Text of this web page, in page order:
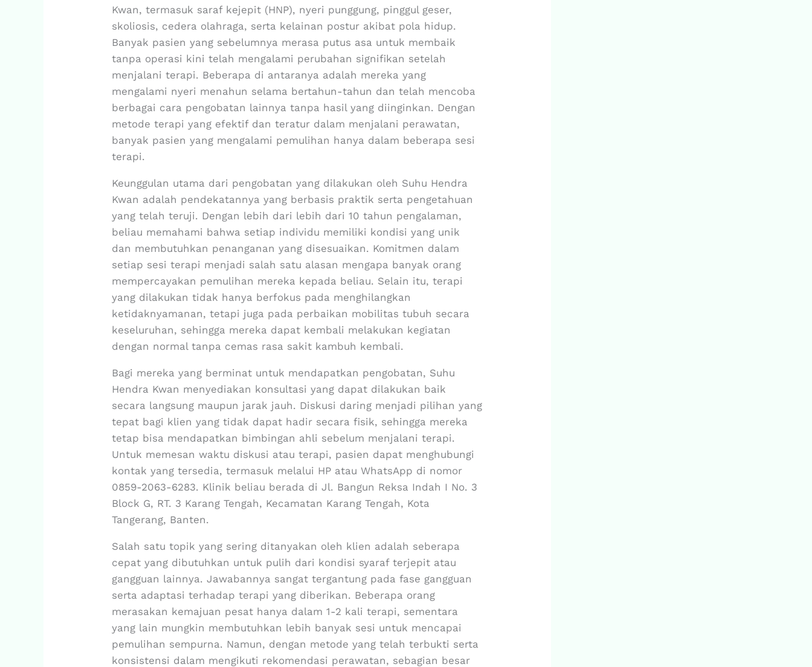
Kwan, termasuk saraf kejepit (HNP), nyeri punggung, pinggul geser,
skoliosis, cedera olahraga, serta kelainan postur akibat pola hidup.
Banyak pasien yang sebelumnya merasa putus asa untuk membaik
tanpa operasi kini telah mengalami perubahan signifikan setelah
menjalani terapi. Beberapa di antaranya adalah mereka yang
mengalami nyeri menahun selama bertahun-tahun dan telah mencoba
berbagai cara pengobatan lainnya tanpa hasil yang diinginkan. Dengan
metode terapi yang efektif dan teratur dalam menjalani perawatan,
banyak pasien yang mengalami pemulihan hanya dalam beberapa sesi
terapi.
Keunggulan utama dari pengobatan yang dilakukan oleh Suhu Hendra
Kwan adalah pendekatannya yang berbasis praktik serta pengetahuan
yang telah teruji. Dengan lebih dari lebih dari 10 tahun pengalaman,
beliau memahami bahwa setiap individu memiliki kondisi yang unik
dan membutuhkan penanganan yang disesuaikan. Komitmen dalam
setiap sesi terapi menjadi salah satu alasan mengapa banyak orang
mempercayakan pemulihan mereka kepada beliau. Selain itu, terapi
yang dilakukan tidak hanya berfokus pada menghilangkan
ketidaknyamanan, tetapi juga pada perbaikan mobilitas tubuh secara
keseluruhan, sehingga mereka dapat kembali melakukan kegiatan
dengan normal tanpa cemas rasa sakit kambuh kembali.
Bagi mereka yang berminat untuk mendapatkan pengobatan, Suhu
Hendra Kwan menyediakan konsultasi yang dapat dilakukan baik
secara langsung maupun jarak jauh. Diskusi daring menjadi pilihan yang
tepat bagi klien yang tidak dapat hadir secara fisik, sehingga mereka
tetap bisa mendapatkan bimbingan ahli sebelum menjalani terapi.
Untuk memesan waktu diskusi atau terapi, pasien dapat menghubungi
kontak yang tersedia, termasuk melalui HP atau WhatsApp di nomor
0859-2063-6283. Klinik beliau berada di Jl. Bangun Reksa Indah I No. 3
Block G, RT. 3 Karang Tengah, Kecamatan Karang Tengah, Kota
Tangerang, Banten.
Salah satu topik yang sering ditanyakan oleh klien adalah seberapa
cepat yang dibutuhkan untuk pulih dari kondisi syaraf terjepit atau
gangguan lainnya. Jawabannya sangat tergantung pada fase gangguan
serta adaptasi terhadap terapi yang diberikan. Beberapa orang
merasakan kemajuan pesat hanya dalam 1-2 kali terapi, sementara
yang lain mungkin membutuhkan lebih banyak sesi untuk mencapai
pemulihan sempurna. Namun, dengan metode yang telah terbukti serta
konsistensi dalam mengikuti rekomendasi perawatan, sebagian besar